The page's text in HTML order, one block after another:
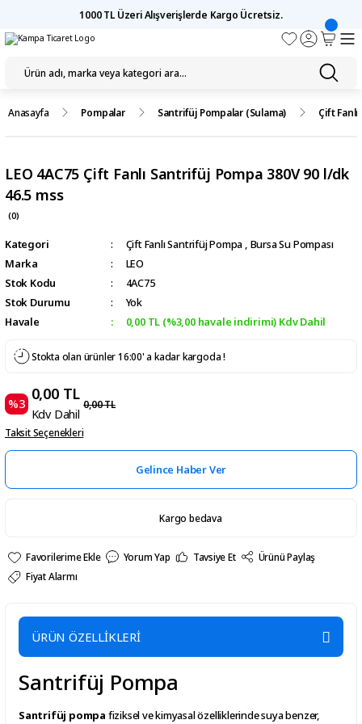
1000 TL Üzeri Alışverişlerde Kargo Ücretsiz.
Anasayfa Pompalar Santrifüj Pompalar (Sulama) Çift
LEO 4AC75 Çift Fanlı Santrifüj Pompa 380V 90 l/dk
46.5 mss
(0)
Kategori Çift Fanlı Santrifüj Pompa , Bursa Su Pompası
Marka
LEO
Stok Kodu
4AC75
Stok Durumu
Yok
Havale
0,00 TL (%3,00 havale indirimi) Kdv Dahil
Stokta olan ürünler 16:00' a kadar kargoda !
%3
0,00 TL
Kdv Dahil
0,00 TL
Taksit Seçenekleri
Gelince Haber Ver
Kargo bedava
Yorum Yap Tavsiye Et
Ürünü Paylaş
Fiyat Alarmı
ÜRÜN ÖZELLİKLERİ
Santrifüj Pompa
Santrifüj pompa fiziksel ve kimyasal özelliklerinde suya benzer,